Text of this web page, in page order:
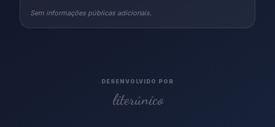
Sem informações públicas adicionais.
DESENVOLVIDO POR
literúnico